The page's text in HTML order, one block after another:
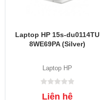
Laptop HP 15s-du0114TU
8WE69PA (Silver)
Laptop HP
Liên hệ